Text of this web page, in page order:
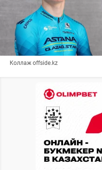
Коллаж offside.kz